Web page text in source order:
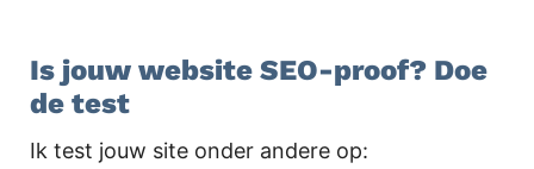
Is jouw website SEO-proof? Doe
de test
Ik test jouw site onder andere op: